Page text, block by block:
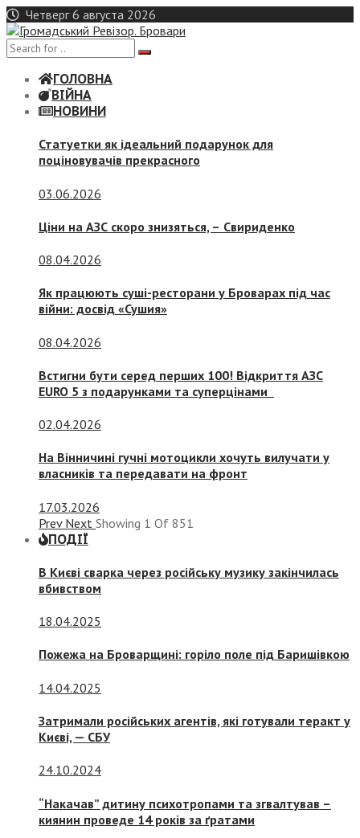
Skip
to
content
Четверг 6 августа 2026
ГОЛОВНА
ВІЙНА
НОВИНИ
Статуетки як ідеальний подарунок для
поціновувачів прекрасного
03.06.2026
Ціни на АЗС скоро знизяться, – Свириденко
08.04.2026
Як працюють суші-ресторани у Броварах під час
війни: досвід «Сушия»
08.04.2026
Встигни бути серед перших 100! Відкриття АЗС
EURO 5 з подарунками та суперцінами
02.04.2026
На Вінничині гучні мотоцикли хочуть вилучати у
власників та передавати на фронт
17.03.2026
Prev Next Showing 1 Of 851
ПОДІЇ
В Києві сварка через російську музику закінчилась
вбивством
18.04.2025
Пожежа на Броварщині: горіло поле під Баришівкою
14.04.2025
Затримали російських агентів, які готували теракт у
Києві, — СБУ
24.10.2024
“Накачав” дитину психотропами та згвалтував –
киянин проведе 14 років за ґратами